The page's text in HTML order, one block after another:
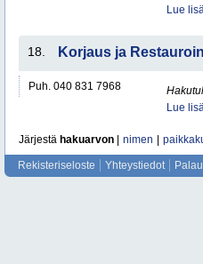
Lue
18. Korjaus ja
Puh. 040 831 7968
Lue
Järjestä hakuarvon nimen
Rekisteriseloste Yhteystiedot